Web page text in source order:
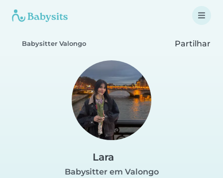
Babysitter Valongo Partilhar
Lara
Babysitter em Valongo